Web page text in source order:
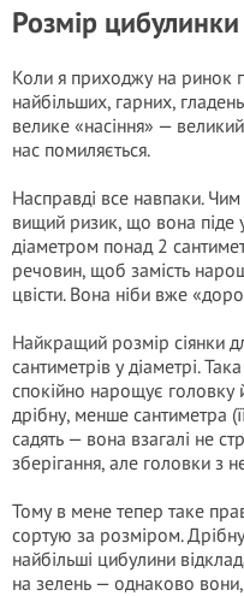
Розмір
Коли я приходжу на ринок
найбільших, гарних,
велике «насіння» —
нас помиляється.
Насправді все навпаки.
вищий ризик, що вона піде
діаметром понад 2
речовин, щоб замість
цвісти. Вона ніби вже
Найкращий розмір сіянки
сантиметрів у діаметрі.
спокійно нарощує головку
дрібну, менше сантиметра
садять — вона взагалі не
зберігання, але головки з
Тому в мене тепер таке
сортую за розміром.
найбільші цибулини
на зелень — однаково вони,